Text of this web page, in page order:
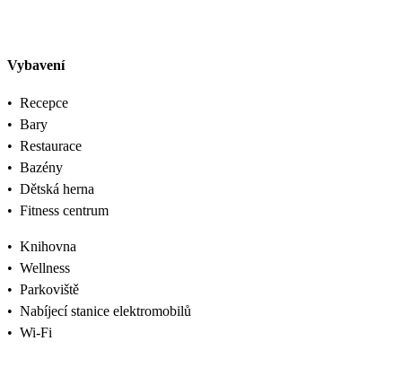
Vybavení
• Recepce
• Bary
• Restaurace
• Bazény
• Dětská herna
• Fitness centrum
• Knihovna
• Wellness
• Parkoviště
• Nabíjecí stanice elektromobilů
• Wi-Fi